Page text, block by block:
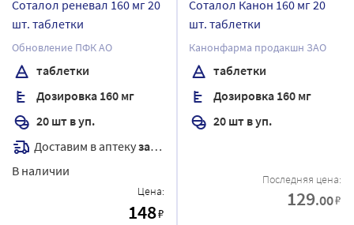
Соталол реневал 160 мг 20
шт. таблетки
Обновление ПФК АО
таблетки
Дозировка 160 мг
20 шт в уп.
Доставим в аптекузавтра
В наличии
Цена:
148₽
Соталол Канон 160 мг 20
шт. таблетки
Канонфарма продакшн ЗАО
таблетки
Дозировка 160 мг
20 шт в уп.
Последняя цена:
129.00₽